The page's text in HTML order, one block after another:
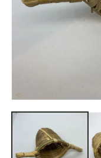
médiafájl
modális
párbeszédpanelen